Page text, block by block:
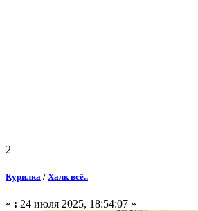
2
Курилка / Халк всё..
« : 24 июля 2025, 18:54:07 »